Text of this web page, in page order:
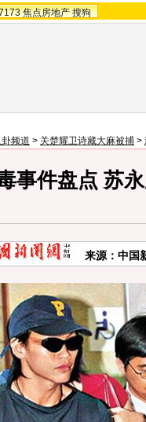
焦点房地产 搜狗
卦频道 > 关楚耀卫诗藏大麻被捕 >
事件盘点 苏
来源：中国